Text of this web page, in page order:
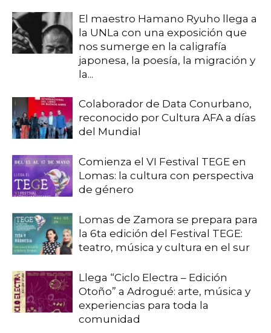
El maestro Hamano Ryuho llega a
la UNLa con una exposición que
nos sumerge en la caligrafía
japonesa, la poesía, la migración y
la...
Colaborador de Data Conurbano,
reconocido por Cultura AFA a días
del Mundial
Comienza el VI Festival TEGE en
Lomas: la cultura con perspectiva
de género
Lomas de Zamora se prepara para
la 6ta edición del Festival TEGE:
teatro, música y cultura en el sur
Llega “Ciclo Electra – Edición
Otoño” a Adrogué: arte, música y
experiencias para toda la
comunidad